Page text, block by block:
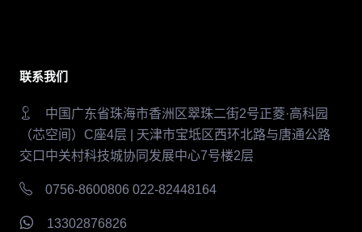
联系我们
中国广东省珠海市香洲区翠珠二街2号正菱·高科园
（芯空间）C座4层 | 天津市宝坻区西环北路与唐通公路
交口中关村科技城协同发展中心7号楼2层
0756-8600806 022-82448164
13302876826